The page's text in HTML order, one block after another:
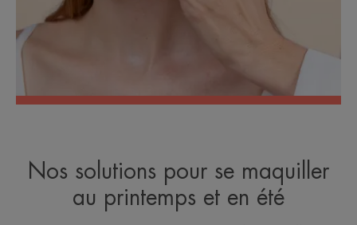
Nos solutions pour se maquiller
au printemps et en été